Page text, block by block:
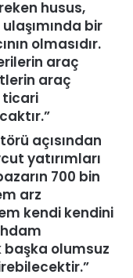
husus,
bir
olmasıdır.
araç
araç
ticari
açısından
yatırımları
700 bin
arz
kendi kendini
başka olumsuz